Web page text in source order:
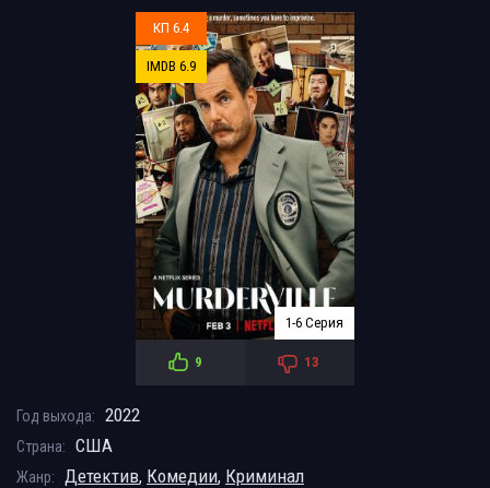
КП 6.4
IMDB 6.9
1-6 Серия
9 13
Год выхода: 2022
Страна: США
Жанр: Детектив, Комедии, Криминал